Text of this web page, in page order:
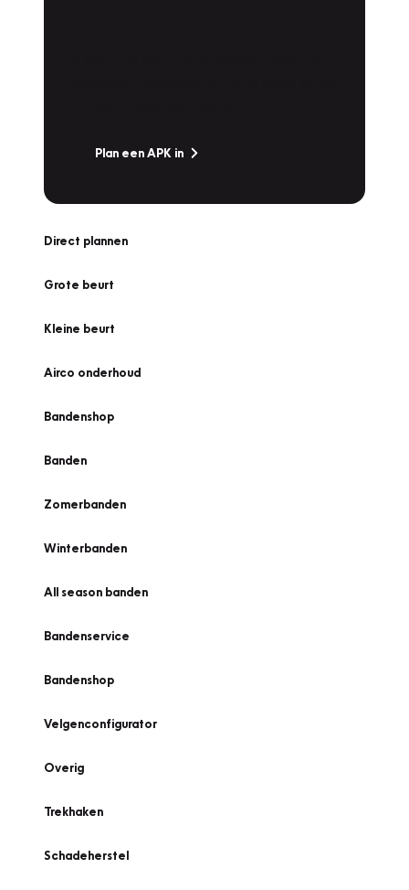
Plan een APK in
Direct plannen
Grote beurt
Kleine beurt
Airco onderhoud
Bandenshop
Banden
Zomerbanden
Winterbanden
All season banden
Bandenservice
Bandenshop
Velgenconfigurator
Overig
Trekhaken
Schadeherstel